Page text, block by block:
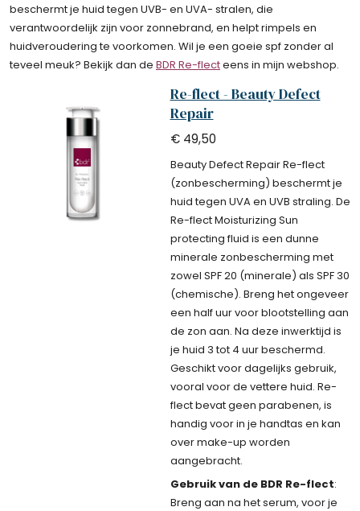
beschermt je huid tegen UVB- en UVA- stralen, die
verantwoordelijk zijn voor zonnebrand, en helpt rimpels en
huidveroudering te voorkomen. Wil je een goeie spf zonder al
teveel meuk? Bekijk dan de BDR Re-flecteens in mijn webshop.
Re-flect - Beauty Defect
Repair
€ 49,50
Beauty Defect Repair Re-flect
(zonbescherming) beschermt je
huid tegen UVA en UVB straling. De
Re-flect Moisturizing Sun
protecting fluid is een dunne
minerale zonbescherming met
zowel SPF 20 (minerale) als SPF 30
(chemische). Breng het ongeveer
een half uur voor blootstelling aan
de zon aan. Na deze inwerktijd is
je huid 3 tot 4 uur beschermd.
Geschikt voor dagelijks gebruik,
vooral voor de vettere huid. Re-
flect bevat geen parabenen, is
handig voor in je handtas en kan
over make-up worden
aangebracht.
Gebruik van de BDR Re-flect:
Breng aan na het serum, voor je